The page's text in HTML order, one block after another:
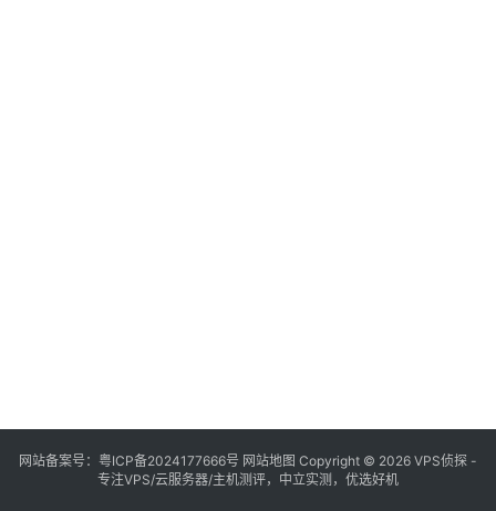
网站备案号： 粤ICP备2024177666号 网站地图 Copyright © 2026 VPS侦探 -
专注VPS/云服务器/主机测评，中立实测，优选好机